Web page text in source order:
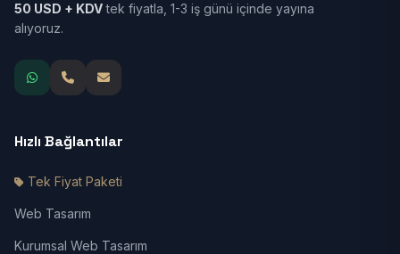
50 USD + KDVtek fiyatla, 1-3 iş günü içinde yayına
alıyoruz.
Hızlı Bağlantılar
Tek Fiyat Paketi
Web Tasarım
Kurumsal Web Tasarım